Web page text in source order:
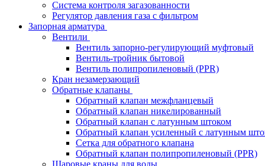
Система контроля загазованности
Регулятор давления газа с фильтром
Запорная арматура
Вентили
Вентиль запорно-регулирующий муфтовый
Вентиль-тройник бытовой
Вентиль полипропиленовый (PPR)
Кран незамерзающий
Обратные клапаны
Обратный клапан межфланцевый
Обратный клапан никелированный
Обратный клапан с латунным штоком
Обратный клапан усиленный с латунным
Сетка для обратного клапана
Обратный клапан полипропиленовый (PPR)
Шаровые краны для воды